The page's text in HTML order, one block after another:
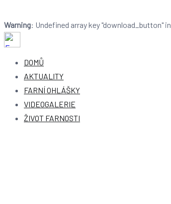
Warning: Undefined array key "download_button" in
Přeskočit
obsah
Farnost Dobruška
Farnost Dobruška
DOMŮ
AKTUALITY
FARNÍ OHLÁŠKY
VIDEOGALERIE
ŽIVOT FARNOSTI